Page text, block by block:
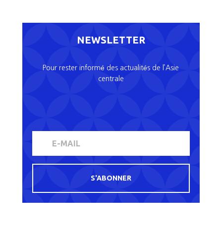
NEWSLETTER
Pour rester informé des actualités de l’Asie
centrale
S'ABONNER